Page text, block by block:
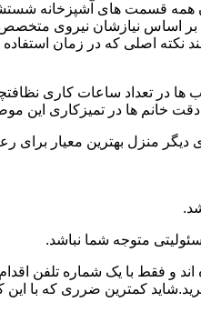
همه قسمت های آشپزخانه
تا بر اساس نیازشان نیروی
نکته اصلی که در زمان
در تعداد ساعات کاری
خانم ها در تمیزکاری این
منزل بهترین معیار برای
متوجه شما نباشد.
و فقط با یک شماره تلفن
کمترین ضرری که با